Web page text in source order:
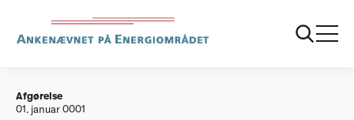
Afgørelser
20180801 Klage over højt forbrug og antal
rykkergebyrer
Afgørelse
01. januar 0001